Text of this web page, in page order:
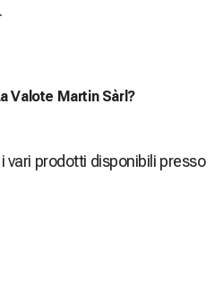
Valote Martin Sàrl?
vari prodotti disponibili presso